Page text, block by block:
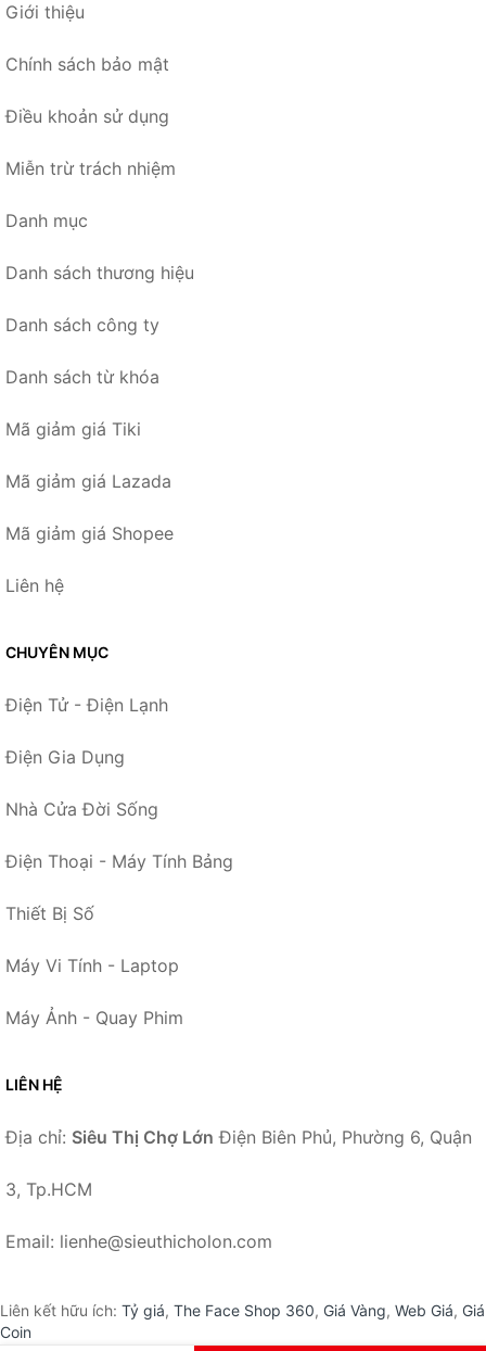
Giới thiệu
Chính sách bảo mật
Điều khoản sử dụng
Miễn trừ trách nhiệm
Danh mục
Danh sách thương hiệu
Danh sách công ty
Danh sách từ khóa
Mã giảm giá Tiki
Mã giảm giá Lazada
Mã giảm giá Shopee
Liên hệ
CHUYÊN MỤC
Điện Tử - Điện Lạnh
Điện Gia Dụng
Nhà Cửa Đời Sống
Điện Thoại - Máy Tính Bảng
Thiết Bị Số
Máy Vi Tính - Laptop
Máy Ảnh - Quay Phim
LIÊN HỆ
Địa chỉ: Siêu Thị Chợ Lớn Điện Biên Phủ, Phường 6, Quận
3, Tp.HCM
Email: lienhe@sieuthicholon.com
Liên kết hữu ích: Tỷ giá, The Face Shop 360, Giá Vàng, Web Giá, Giá
Coin